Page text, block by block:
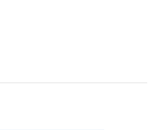
々な条件を充たしたスタンダー